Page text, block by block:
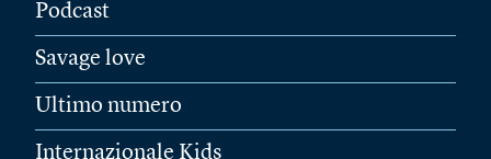
Podcast
Savage love
Ultimo numero
Internazionale Kids